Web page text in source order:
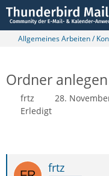
Allgemeines Arbeiten /
Ordner
frtz 28.
Erledigt
frtz